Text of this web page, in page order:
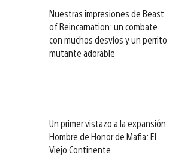
Nuestras impresiones de Beast
of Reincarnation: un combate
con muchos desvíos y un perrito
mutante adorable
Un primer vistazo a la expansión
Hombre de Honor de Mafia: El
Viejo Continente